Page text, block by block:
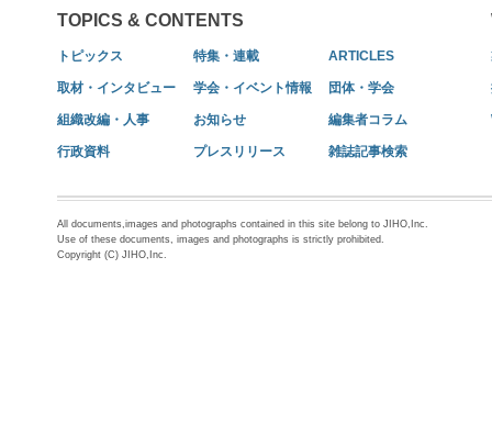
TOPICS & CONTENTS
トピックス 特集・連載 ARTICLES
取材・インタビュー 学会・イベント情報 団体・学会
組織改編・人事 お知らせ 編集者コラム
行政資料 プレスリリース 雑誌記事検索
All documents,images and photographs contained in this site belong to JIHO,Inc.
Use of these documents, images and photographs is strictly prohibited.
Copyright (C) JIHO,Inc.